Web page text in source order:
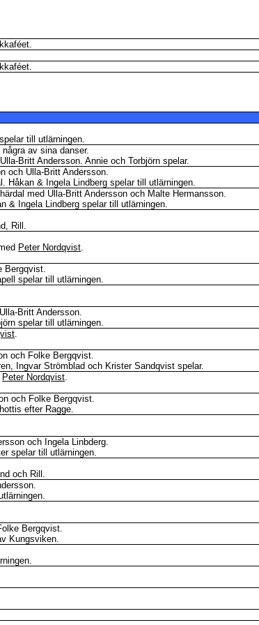
till utlärningen.
av sina danser.
Britt Andersson. Annie och Torbjörn spelar.
och Ulla-Britt Andersson.
. Håkan & Ingela Lindberg spelar till utlärningen.
med Ulla-Britt Andersson och Malte Hermansson.
& Ingela Lindberg spelar till utlärningen.
, Rill .
Peter Nordqvist.
Bergqvist.
spelar till utlärningen.
Britt Andersson.
spelar till utlärningen.
.
och Folke Bergqvist.
Ingvar Strömblad och Krister Sandqvist spelar.
Peter Nordqvist.
och Folke Bergqvist.
efter Ragge.
och Ingela Linbderg.
spelar till utlärningen.
och Rill .
Bergqvist.
Kungsviken.